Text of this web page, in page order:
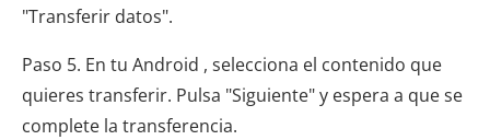
"Transferir datos".
Paso 5. En tu Android , selecciona el contenido que
quieres transferir. Pulsa "Siguiente" y espera a que se
complete la transferencia.